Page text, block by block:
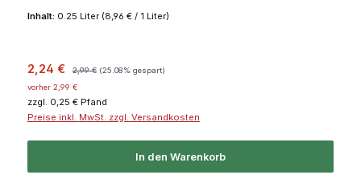
Inhalt: 0.25 Liter (8,96 € / 1 Liter)
Verkaufspreis:
2,24 € Regulärer Preis:
2,99 € (25.08% gespart)
vorher 2,99 €
zzgl. 0,25 € Pfand
Preise inkl. MwSt. zzgl. Versandkosten
In den Warenkorb